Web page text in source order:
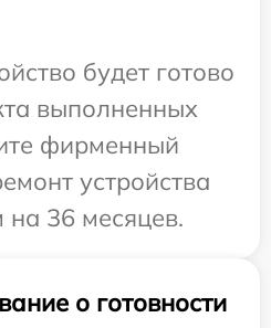
будет готово
выполненных
фирменный
устройства
36 месяцев.
о готовности